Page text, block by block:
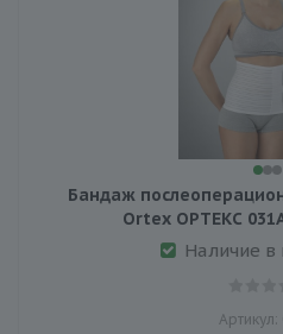
Бандаж
Ortex ОРТЕКС
Наличие в
Артикул: